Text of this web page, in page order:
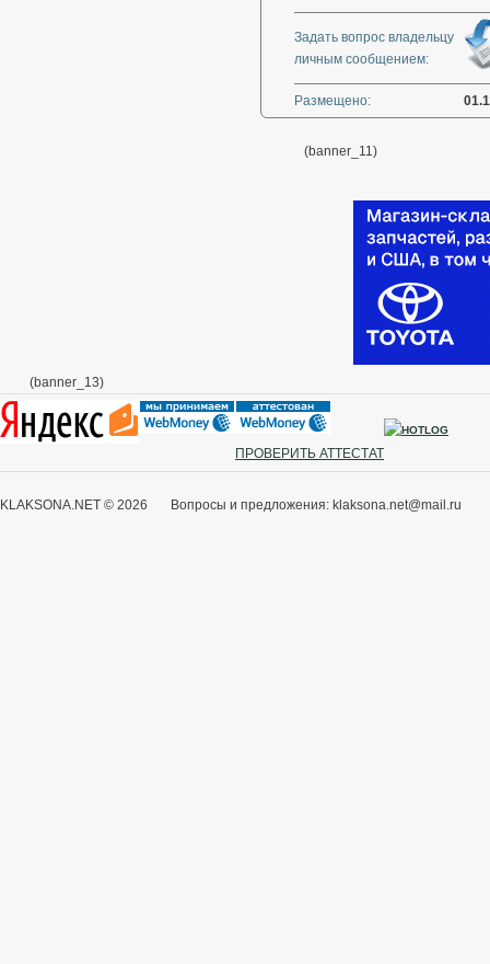
Задать вопрос владельцу
личным сообщением:
Размещено:
(banner_11)
(banner_13)
ПРОВЕРИТЬ АТТЕСТАТ
KLAKSONA.NET © 2026 Вопросы и предложения: klaksona.net@mail.ru